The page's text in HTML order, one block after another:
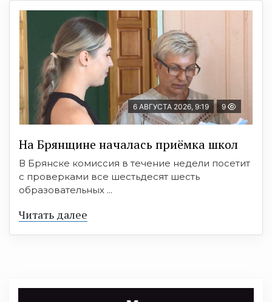
6 АВГУСТА 2026, 9:19 9
На Брянщине началась приёмка школ
В Брянске комиссия в течение недели посетит
с проверками все шестьдесят шесть
образовательных ...
Читать далее